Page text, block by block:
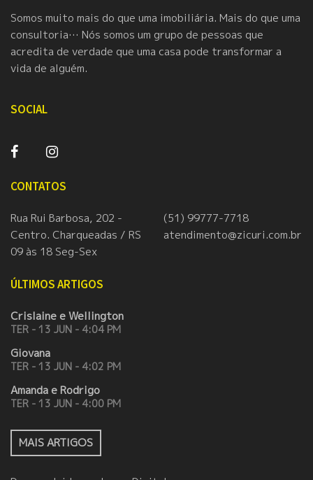
Somos muito mais do que uma imobiliária. Mais do que uma
consultoria… Nós somos um grupo de pessoas que
acredita de verdade que uma casa pode transformar a
vida de alguém.
SOCIAL
CONTATOS
Rua Rui Barbosa, 202 -
Centro. Charqueadas / RS
09 às 18 Seg-Sex
(51) 99777-7718
atendimento@zicuri.com.br
ÚLTIMOS ARTIGOS
Crislaine e Wellington
TER - 13 JUN - 4:04 PM
Giovana
TER - 13 JUN - 4:02 PM
Amanda e Rodrigo
TER - 13 JUN - 4:00 PM
MAIS ARTIGOS